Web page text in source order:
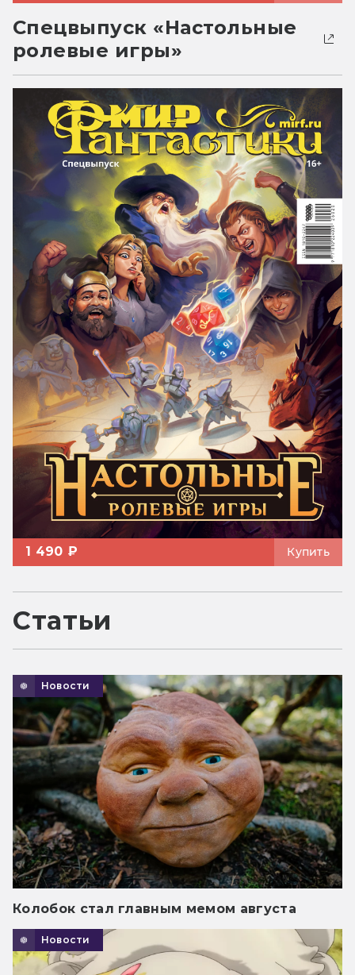
Спецвыпуск «Настольные
ролевые игры»
1 490 ₽ Купить
Статьи
Новости
Колобок стал главным мемом августа
Новости